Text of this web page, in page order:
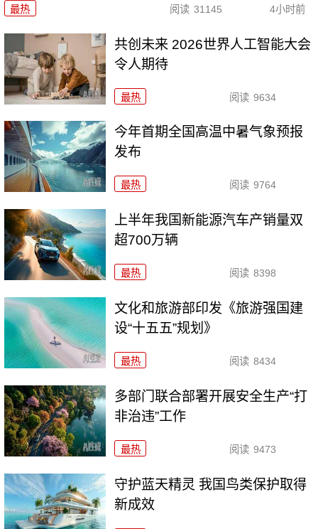
最热 阅读 31145 4小时前
共创未来 2026世界人工智能大会
令人期待
最热 阅读 9634
今年首期全国高温中暑气象预报
发布
最热 阅读 9764
上半年我国新能源汽车产销量双
超700万辆
最热 阅读 8398
文化和旅游部印发《旅游强国建
设“十五五”规划》
最热 阅读 8434
多部门联合部署开展安全生产“打
非治违”工作
最热 阅读 9473
守护蓝天精灵 我国鸟类保护取得
新成效